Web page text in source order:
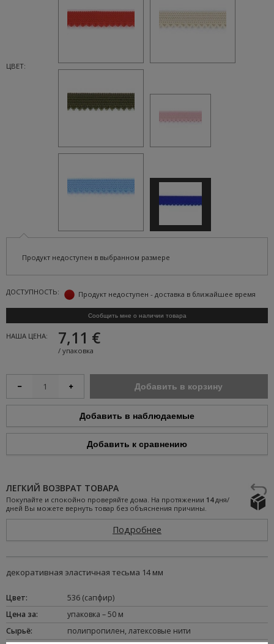
ЦВЕТ:
Продукт недоступен в выбранном размере
ДОСТУПНОСТЬ: Продукт недоступен - доставка в ближайшее время
Сообщить мне о наличии товара
НАША ЦЕНА: 7,11 €
/ упаковка
Добавить в корзину
Добавить в наблюдаемые
Добавить к сравнению
ЛЕГКИЙ ВОЗВРАТ ТОВАРА
Покупайте и спокойно проверяйте дома. На протяжении 14дня/
дней Вы можете вернуть товар без объяснения причины.
Подробнее
декоративная эластичная тесьма 14 мм
Цвет:
536 (сапфир)
Цена за:
упаковка – 50 м
Сырьё: полипропилен, латексовые нити